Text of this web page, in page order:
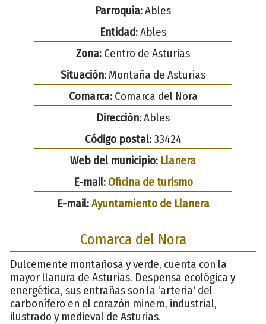
Parroquia:Ables
Entidad:Ables
Zona: Centro de Asturias
Situación: Montaña de Asturias
Comarca:Comarca del Nora
Dirección:Ables
Código postal:33424
Web del municipio: Llanera
E-mail: Oficina de turismo
E-mail:Ayuntamiento de Llanera
Comarca del Nora
Dulcemente montañosa y verde, cuenta con la
mayor llanura de Asturias. Despensa ecológica y
energética, sus entrañas son la ‘arteria' del
carbonífero en el corazón minero, industrial,
ilustrado y medieval de Asturias.